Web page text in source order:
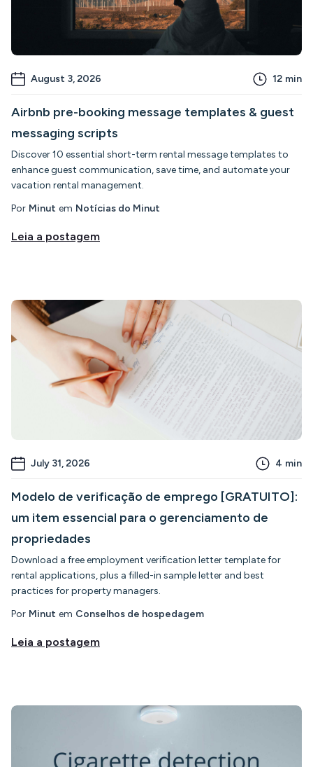
August 3, 2026 12 min
Airbnb pre-booking message templates & guest
messaging scripts
Discover 10 essential short-term rental message templates to
enhance guest communication, save time, and automate your
vacation rental management.
Por Minut em Notícias do Minut
Leia a postagem
July 31, 2026 4 min
Modelo de verificação de emprego [GRATUITO]:
um item essencial para o gerenciamento de
propriedades
Download a free employment verification letter template for
rental applications, plus a filled-in sample letter and best
practices for property managers.
Por Minut em Conselhos de hospedagem
Leia a postagem